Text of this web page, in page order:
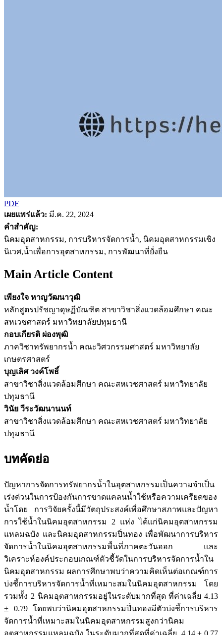
PDF
เผยแพร่แล้ว: มี.ค. 22, 2024
คำสำคัญ:
นิคมอุตสาหกรรม, การบริหารจัดการน้ำ, นิคมอุตสาหกรรมเชิง
นิเวศ,น้ำเพื่อการอุตสาหกรรม, การพัฒนาที่ยั่งยืน
Main Article Content
เพียงใจ หาญวัฒนาวุฒิ
หลักสูตรปรัชญาดุษฏีบัณฑิต สาขาวิชาสิ่งแวดล้อมศึกษา คณะ
สหเวชศาสตร์ มหาวิทยาลัยปทุมธานี
กอบเกียรติ ผ่องพุฒิ
ภาควิชาทรัพยากรน้ำ คณะวิศวกรรมศาสตร์ มหาวิทยาลัย
เกษตรศาสตร์
บุญเลิศ วงค์โพธิ์
สาขาวิชาสิ่งแวดล้อมศึกษา คณะสหเวชศาสตร์ มหาวิทยาลัย
ปทุมธานี
วินัย วีระวัฒนานนท์
สาขาวิชาสิ่งแวดล้อมศึกษา คณะสหเวชศาสตร์ มหาวิทยาลัย
ปทุมธานี
บทคัดย่อ
ปัญหาการจัดการทรัพยากรน้ำในอุตสาหกรรมเป็นความจำเป็น
เร่งด่วนในการป้องกันการขาดแคลนน้ำใช้หรือความเครียดของ
น้ำโดย การวิจัยครั้งนี้มีวัตถุประสงค์เพื่อศึกษาสภาพและปัญหา
การใช้น้ำในนิคมอุตสาหกรรม 2 แห่ง ได้แก่นิคมอุตสาหกรรม
แหลมฉบัง และนิคมอุตสาหกรรมปิ่นทอง เพื่อพัฒนาการบริหาร
จัดการน้ำในนิคมอุตสาหกรรมพื้นที่ภาคตะวันออก และ
วิเคราะห์องค์ประกอบเกณฑ์ตัวชี้วัดในการบริหารจัดการน้ำใน
นิคมอุตสาหกรรม ผลการศึกษาพบว่าความคิดเห็นต่อเกณฑ์การ
บ่งชี้การบริหารจัดการน้ำที่เหมาะสมในนิคมอุตสาหกรรม โดย
รวมทั้ง 2 นิคมอุตสาหกรรมอยู่ในระดับมากที่สุด ที่ค่าเฉลี่ย 4.13
+ 0.79 โดยพบว่านิคมอุตสาหกรรมปิ่นทองมีตัวบ่งชี้การบริหาร
จัดการน้ำที่เหมาะสมในนิคมอุตสาหกรรมสูงกว่านิคม